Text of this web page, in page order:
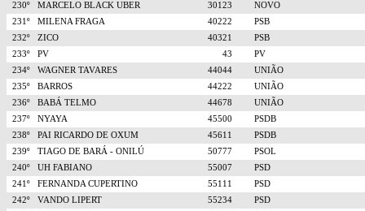
230º
MARCELO BLACK UBER 30123
NOVO
231º
MILENA FRAGA 40222
PSB
232º
ZICO 40321
PSB
233º
PV 43
PV
234º
WAGNER TAVARES 44044
UNIÃO
235º
BARROS 44222
UNIÃO
236º
BABÁ TELMO 44678
UNIÃO
237º
NYAYA 45500
PSDB
238º
PAI RICARDO DE OXUM 45611
PSDB
239º
TIAGO DE BARÁ - ONILÚ 50777
PSOL
240º
UH FABIANO 55007
PSD
241º
FERNANDA CUPERTINO 55111
PSD
242º
VANDO LIPERT 55234
PSD